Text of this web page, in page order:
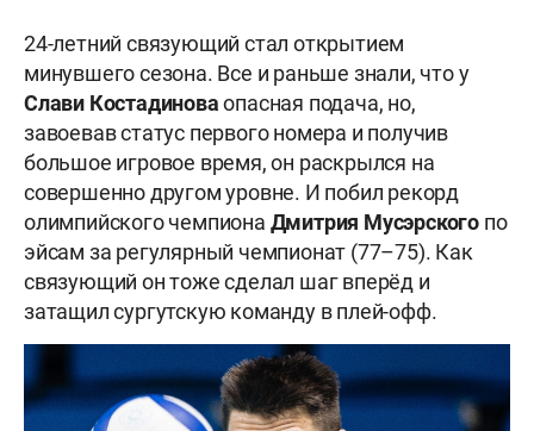
24-летний связующий стал открытием
минувшего сезона. Все и раньше знали, что у
Слави Костадиноваопасная подача, но,
завоевав статус первого номера и получив
большое игровое время, он раскрылся на
совершенно другом уровне. И побил рекорд
олимпийского чемпиона Дмитрия Мусэрского по
эйсам за регулярный чемпионат (77–75). Как
связующий он тоже сделал шаг вперёд и
затащил сургутскую команду в плей-офф.